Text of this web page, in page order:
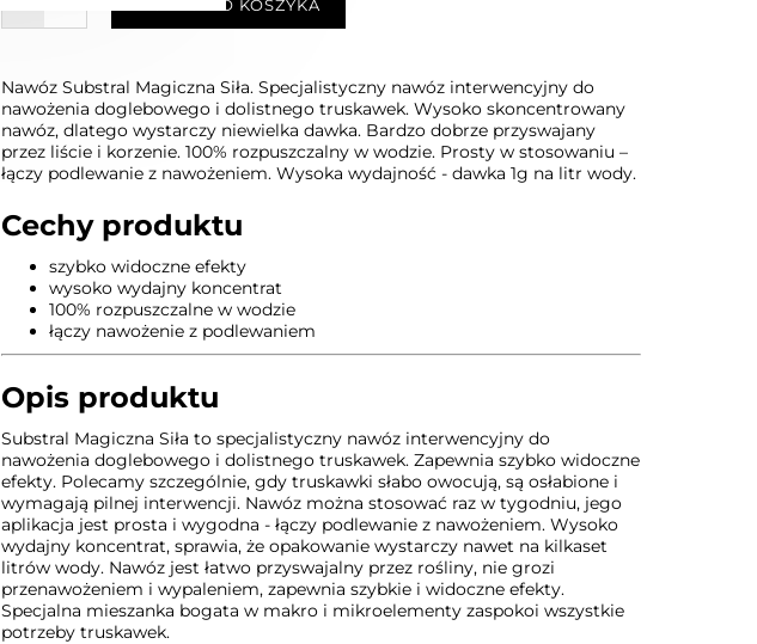
DODAJ DO KOSZYKA
Nawóz Substral Magiczna Siła. Specjalistyczny nawóz interwencyjny do
nawożenia doglebowego i dolistnego truskawek. Wysoko skoncentrowany
nawóz, dlatego wystarczy niewielka dawka. Bardzo dobrze przyswajany
przez liście i korzenie. 100% rozpuszczalny w wodzie. Prosty w stosowaniu –
łączy podlewanie z nawożeniem. Wysoka wydajność - dawka 1g na litr wody.
Cechy produktu
szybko widoczne efekty
wysoko wydajny koncentrat
100% rozpuszczalne w wodzie
łączy nawożenie z podlewaniem
Opis produktu
Substral Magiczna Siła to specjalistyczny nawóz interwencyjny do
nawożenia doglebowego i dolistnego truskawek. Zapewnia szybko widoczne
efekty. Polecamy szczególnie, gdy truskawki słabo owocują, są osłabione i
wymagają pilnej interwencji. Nawóz można stosować raz w tygodniu, jego
aplikacja jest prosta i wygodna - łączy podlewanie z nawożeniem. Wysoko
wydajny koncentrat, sprawia, że opakowanie wystarczy nawet na kilkaset
litrów wody. Nawóz jest łatwo przyswajalny przez rośliny, nie grozi
przenawożeniem i wypaleniem, zapewnia szybkie i widoczne efekty.
Specjalna mieszanka bogata w makro i mikroelementy zaspokoi wszystkie
potrzeby truskawek.